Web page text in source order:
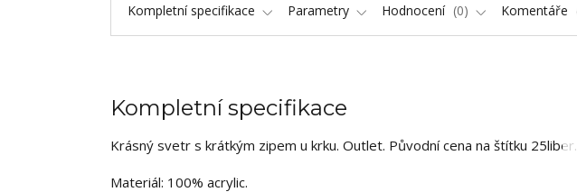
Kompletní specifikace Parametry Hodnocení 0 Komentáře
Kompletní specifikace
Krásný svetr s krátkým zipem u krku. Outlet. Původní cena na štítku 25liber.
Materiál: 100% acrylic.